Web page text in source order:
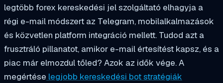
legtöbb forex kereskedési jel szolgáltató elhagyja a
régi e-mail módszert az Telegram, mobilalkalmazások
és közvetlen platform integráció mellett. Tudod azt a
frusztráló pillanatot, amikor e-mail értesítést kapsz, és a
piac már elmozdul tőled? Azok az idők vége. A
megértése legjobb kereskedési bot stratégiák